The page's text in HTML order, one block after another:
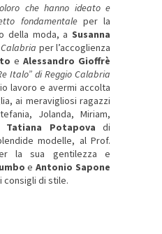
che hanno ideato e
fondamentaleper la
della moda, a Susanna
per l’accoglienza
e Alessandro Gioffrè
Italo” di Reggio Calabria
lavoro e avermi accolta
ai meravigliosi ragazzi
Jolanda, Miriam,
Tatiana Potapova di
modelle, al Prof.
la sua gentilezza e
eAntonio Sapone
consigli di stile.